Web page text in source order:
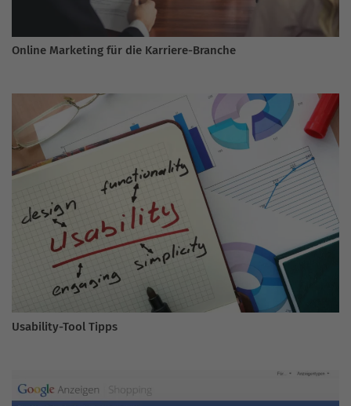
Online Marketing für die Karriere-Branche
Usability-Tool Tipps